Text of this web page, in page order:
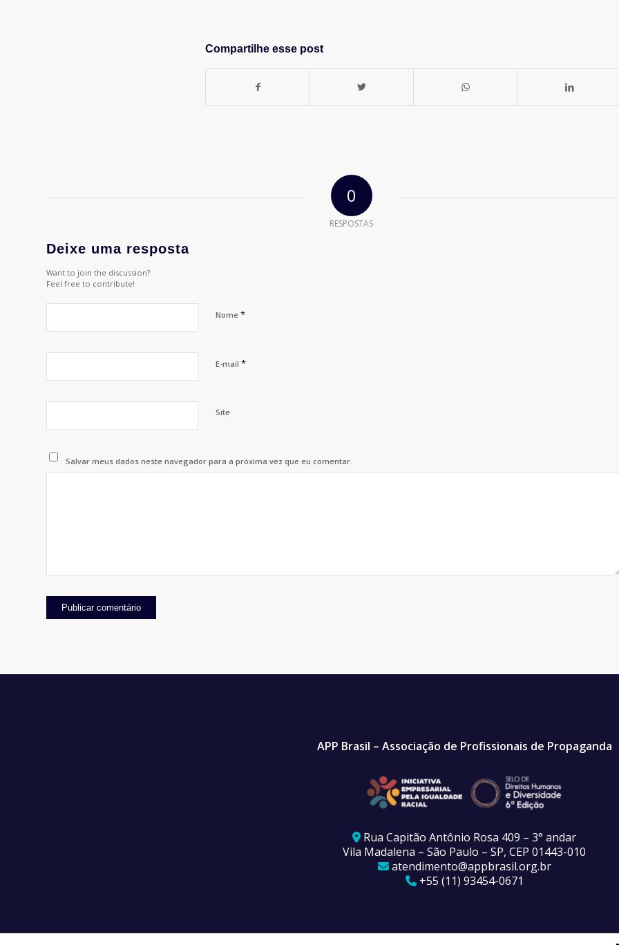
Compartilhe esse post
0
RESPOSTAS
Deixe uma resposta
Want to join the discussion?
Feel free to contribute!
Nome *
E-mail *
Site
Salvar meus dados neste navegador para a próxima vez que eu comentar.
APP Brasil – Associação de Profissionais de Propaganda
Rua Capitão Antônio Rosa 409 – 3° andar
Vila Madalena – São Paulo – SP, CEP 01443-010
atendimento@appbrasil.org.br
+55 (11) 93454-0671